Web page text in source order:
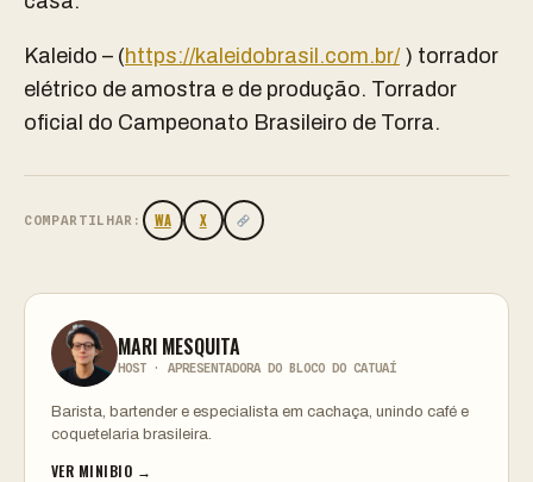
Kaleido – (https://kaleidobrasil.com.br/) torrador
elétrico de amostra e de produção. Torrador
oficial do Campeonato Brasileiro de Torra.
COMPARTILHAR: WA X
MARI MESQUITA
HOST · APRESENTADORA DO BLOCO DO CATUAÍ
Barista, bartender e especialista em cachaça, unindo café e
coquetelaria brasileira.
VER MINIBIO →